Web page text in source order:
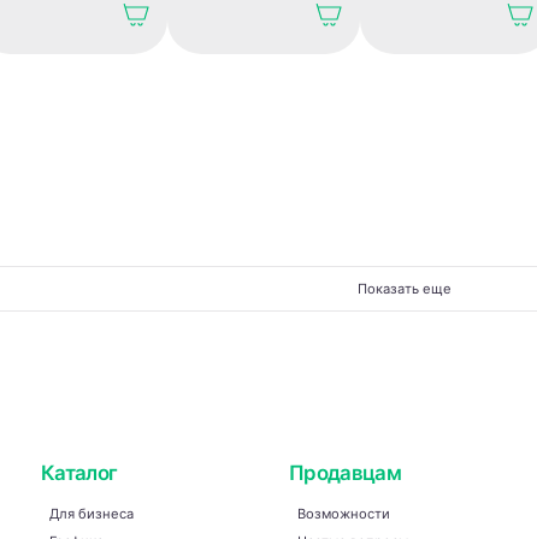
годом. Праздничная
годом. Праздничная
годом. Праздничная
Показать еще
Каталог
Для бизнеса
Продавцам
Возможности